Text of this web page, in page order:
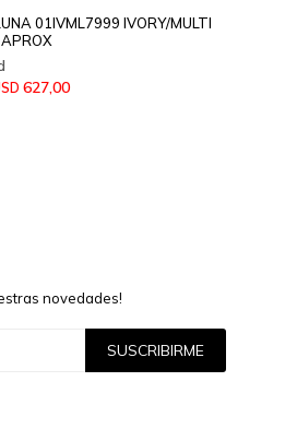
01IVML7999 IVORY/MULTI
627,00
novedades!
SUSCRIBIRME